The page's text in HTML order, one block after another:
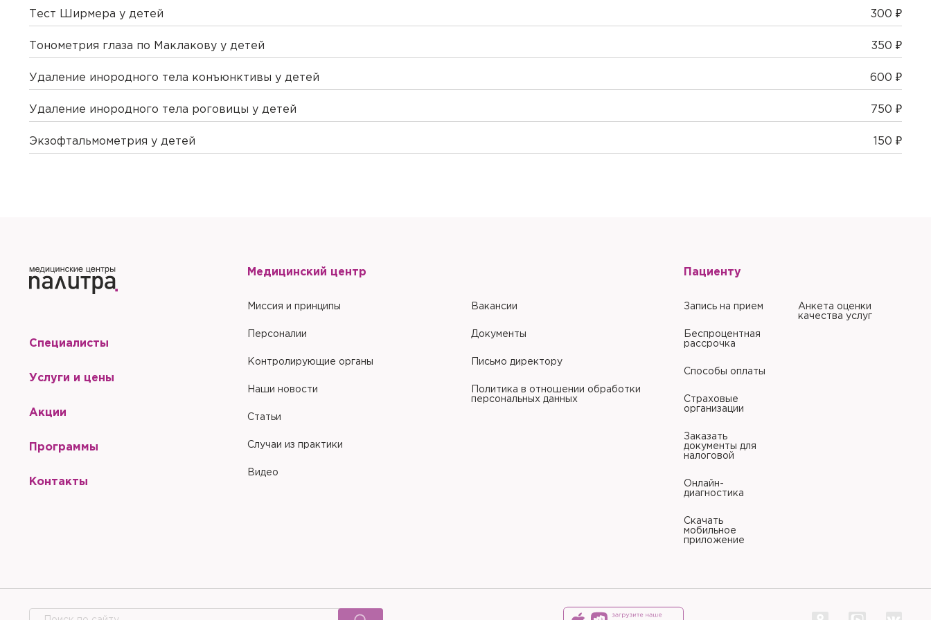
Тест Ширмера у детей 300 ₽
Тонометрия глаза по Маклакову у детей 350 ₽
Удаление инородного тела конъюнктивы у детей 600 ₽
Удаление инородного тела роговицы у детей 750 ₽
Экзофтальмометрия у детей 150 ₽
Специалисты
Услуги и цены
Акции
Программы
Контакты
Медицинский центр
Миссия и принципы
Персоналии
Контролирующие органы
Наши новости
Статьи
Случаи из практики
Видео
Вакансии
Документы
Письмо директору
Политика в отношении обработки
персональных данных
Пациенту
Запись на прием
Беспроцентная
рассрочка
Способы оплаты
Страховые
организации
Заказать
документы для
налоговой
Онлайн-
диагностика
Скачать
мобильное
приложение
Анкета оценки
качества услуг